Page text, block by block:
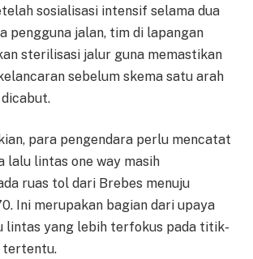
sosialisasi intensif selama dua
pengguna jalan, tim di lapangan
sterilisasi jalur guna memastikan
sebelum skema satu arah
para pengendara perlu mencatat
lalu lintas one way masih
ruas tol dari Brebes menuju
Ini merupakan bagian dari upaya
lintas yang lebih terfokus pada titik-
tertentu.